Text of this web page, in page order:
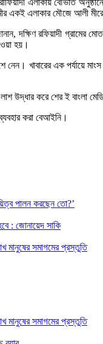
একই এলাকার মৌজে আলী
দক্ষিণ রফিয়াদী গ্রামের
হয়।
খাবারের এক পর্যায়ে
উদ্ধার করে শের ই বাংলা
করা বেআইনি।
পালন করছেন তো?’
: জোনায়েদ সাকি
মানুষের সমাগমের প্রস্তুতি
মানুষের সমাগমের প্রস্তুতি